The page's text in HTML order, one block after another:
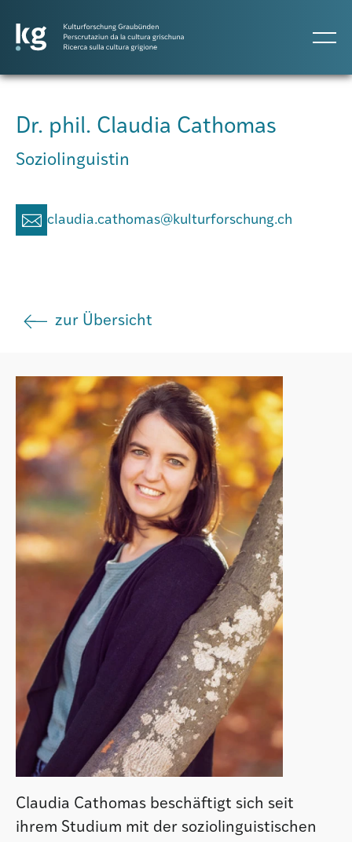
Atlas GR
Projekte
Personen
Agenda
Institut
Verein
Dr. phil. Claudia Cathomas
Soziolinguistin
claudia.cathomas@kulturforschung.ch
zur Übersicht
Claudia Cathomas beschäftigt sich seit
ihrem Studium mit der soziolinguistischen